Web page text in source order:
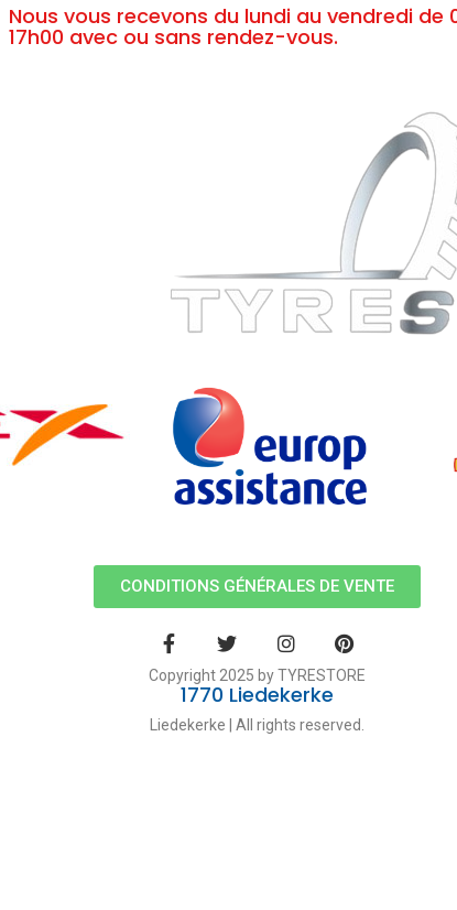
Nous vous recevons du lundi au vendredi de
17h00 avec ou sans rendez-vous.
CONDITIONS GÉNÉRALES DE VENTE
Copyright 2025 by TYRESTORE
1770 Liedekerke
Liedekerke | All rights reserved.